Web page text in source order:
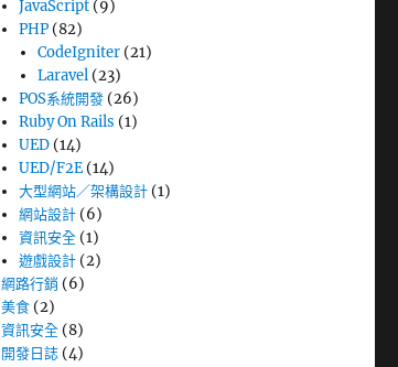
JavaScript (9)
PHP (82)
CodeIgniter(21)
Laravel(23)
POS系統開發 (26)
Ruby On Rails (1)
UED (14)
UED/F2E (14)
大型網站／架構設計 (1)
網站設計 (6)
資訊安全 (1)
遊戲設計 (2)
網路行銷 (6)
美食 (2)
資訊安全 (8)
開發日誌 (4)